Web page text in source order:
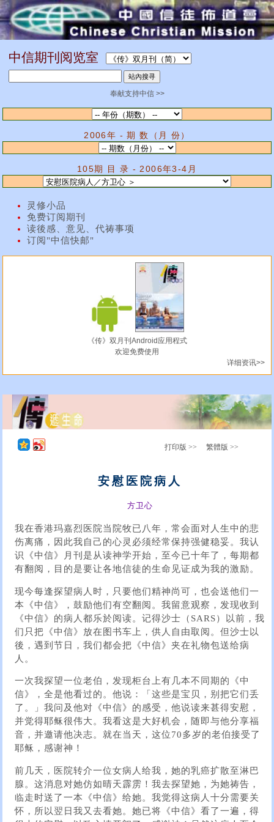
中信期刊阅览室
奉献支持中信 >>
2006年 - 期 数（月 份）
105期 目 录 - 2006年3-4月
灵修小品
免费订阅期刊
读後感、意见、代祷事项
订阅"中信快邮"
《传》双月刊Android应用程式
欢迎免费使用
详细资讯>>
打印版 >> 繁體版 >>
安慰医院病人
方卫心
我在香港玛嘉烈医院当院牧已八年，常会面对人生中的悲
伤离痛，因此我自己的心灵必须经常保持强健稳妥。我认
识《中信》月刊是从读神学开始，至今已十年了，每期都
有翻阅，目的是要让各地信徒的生命见证成为我的激励。
现今每逢探望病人时，只要他们精神尚可，也会送他们一
本《中信》，鼓励他们有空翻阅。我留意观察，发现收到
《中信》的病人都乐於阅读。记得沙士（SARS）以前，我
们只把《中信》放在图书车上，供人自由取阅。但沙士以
後，遇到节日，我们都会把《中信》夹在礼物包送给病
人。
一次我探望一位老伯，发现柜台上有几本不同期的《中
信》，全是他看过的。他说：「这些是宝贝，别把它们丢
了。」我问及他对《中信》的感受，他说读来甚得安慰，
并觉得耶稣很伟大。我看这是大好机会，随即与他分享福
音，并邀请他决志。就在当天，这位70多岁的老伯接受了
耶稣，感谢神！
前几天，医院转介一位女病人给我，她的乳癌扩散至淋巴
腺。这消息对她仿如晴天霹雳！我去探望她，为她祷告，
临走时送了一本《中信》给她。我觉得这病人十分需要关
怀，所以翌日我又去看她。她已将《中信》看了一遍，得